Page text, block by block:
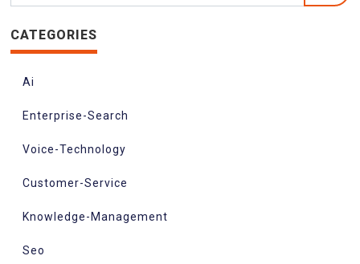
CATEGORIES
Ai
Enterprise-Search
Voice-Technology
Customer-Service
Knowledge-Management
Seo